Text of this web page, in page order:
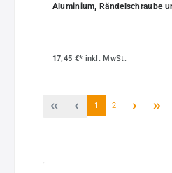
Aluminium, Rändelschraube
17,45 €* inkl. MwSt.
Seite
1 Seite
2